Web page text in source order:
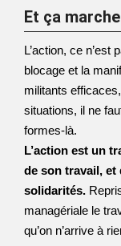
Et ça
L’action, ce
blocage et la
militants
situations, il ne
formes-là.
L’action est un
de son travail, et
solidarités.
managériale le
qu’on n’arrive à